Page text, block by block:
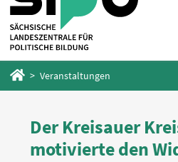
Startseite
Veranstaltungen
Der Kreisauer
motivierte den